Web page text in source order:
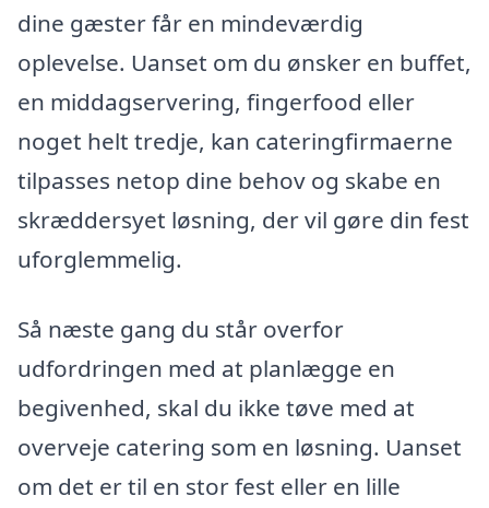
dine gæster får en mindeværdig
oplevelse. Uanset om du ønsker en buffet,
en middagservering, fingerfood eller
noget helt tredje, kan cateringfirmaerne
tilpasses netop dine behov og skabe en
skræddersyet løsning, der vil gøre din fest
uforglemmelig.
Så næste gang du står overfor
udfordringen med at planlægge en
begivenhed, skal du ikke tøve med at
overveje catering som en løsning. Uanset
om det er til en stor fest eller en lille